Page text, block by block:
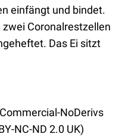
einfängt und bindet.
Coronalrestzellen
Das Ei sitzt
NoDerivs
NC-ND 2.0 UK)